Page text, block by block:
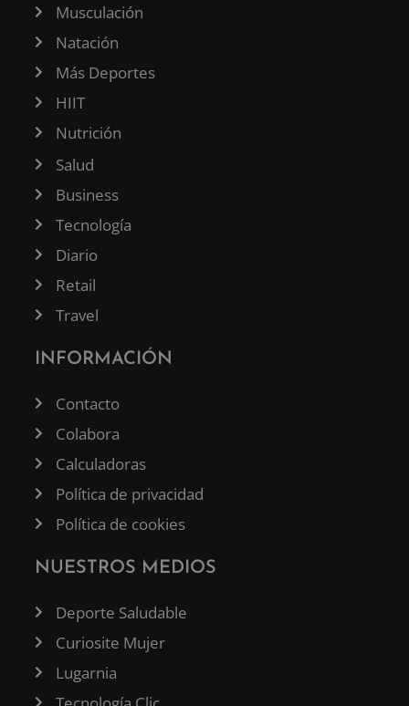
Musculación
Natación
Más Deportes
HIIT
Nutrición
Salud
Business
Tecnología
Diario
Retail
Travel
INFORMACIÓN
Contacto
Colabora
Calculadoras
Política de privacidad
Política de cookies
NUESTROS MEDIOS
Deporte Saludable
Curiosite Mujer
Lugarnia